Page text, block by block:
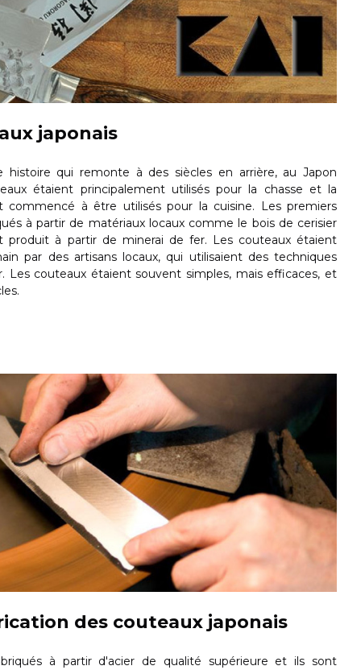
japonais
histoire qui remonte à des siècles en arrière, au Japon
étaient principalement utilisés pour la chasse et la
commencé à être utilisés pour la cuisine. Les premiers
à partir de matériaux locaux comme le bois de cerisier
produit à partir de minerai de fer. Les couteaux étaient
par des artisans locaux, qui utilisaient des techniques
Les couteaux étaient souvent simples, mais efficaces, et
des couteaux japonais
à partir d'acier de qualité supérieure et ils sont